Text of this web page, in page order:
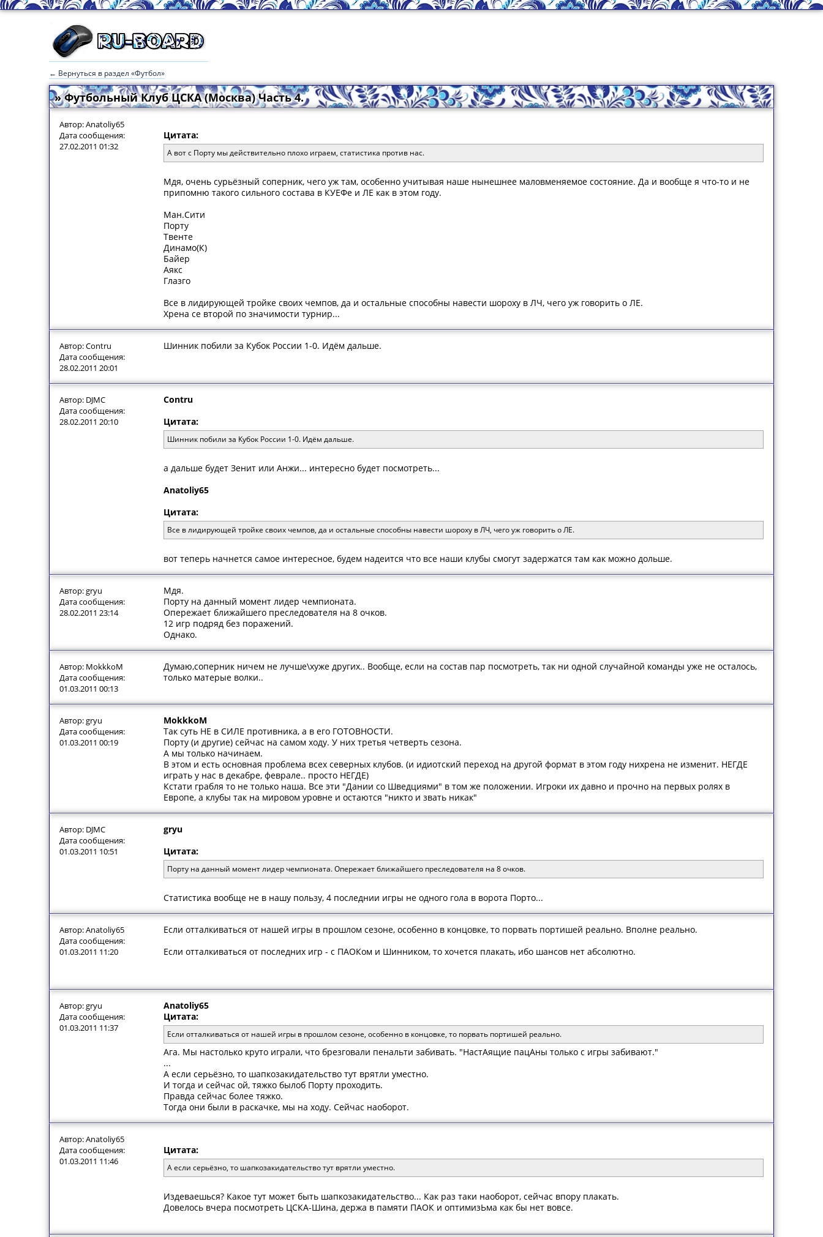
← Вернуться в раздел «Футбол»
» Футбольный Клуб ЦСКА (Москва) Часть 4.
Автор: Anatoliy65
Дата сообщения:
27.02.2011 01:32
Цитата:
А вот с Порту мы действительно плохо играем, статистика против нас.
Мдя, очень сурьёзный соперник, чего уж там, особенно учитывая наше нынешнее маловменяемое состояние. Да и вообще я что-то и не
припомню такого сильного состава в КУЕФе и ЛЕ как в этом году.
Ман.Сити
Порту
Твенте
Динамо(К)
Байер
Аякс
Глазго
Все в лидирующей тройке своих чемпов, да и остальные способны навести шороху в ЛЧ, чего уж говорить о ЛЕ.
Хрена се второй по значимости турнир...
Автор: Contru
Дата сообщения:
28.02.2011 20:01
Шинник побили за Кубок России 1-0. Идём дальше.
Автор: DJMC
Дата сообщения:
28.02.2011 20:10
Contru
Цитата:
Шинник побили за Кубок России 1-0. Идём дальше.
а дальше будет Зенит или Анжи... интересно будет посмотреть...
Anatoliy65
Цитата:
Все в лидирующей тройке своих чемпов, да и остальные способны навести шороху в ЛЧ, чего уж говорить о ЛЕ.
вот теперь начнется самое интересное, будем надеится что все наши клубы смогут задержатся там как можно дольше.
Автор: gryu
Дата сообщения:
28.02.2011 23:14
Мдя.
Порту на данный момент лидер чемпионата.
Опережает ближайшего преследователя на 8 очков.
12 игр подряд без поражений.
Однако.
Автор: MokkkoM
Дата сообщения:
01.03.2011 00:13
Думаю,соперник ничем не лучше\хуже других.. Вообще, если на состав пар посмотреть, так ни одной случайной команды уже не осталось,
только матерые волки..
Автор: gryu
Дата сообщения:
01.03.2011 00:19
MokkkoM
Так суть НЕ в СИЛЕ противника, а в его ГОТОВНОСТИ.
Порту (и другие) сейчас на самом ходу. У них третья четверть сезона.
А мы только начинаем.
В этом и есть основная проблема всех северных клубов. (и идиотский переход на другой формат в этом году нихрена не изменит. НЕГДЕ
играть у нас в декабре, феврале.. просто НЕГДЕ)
Кстати грабля то не только наша. Все эти "Дании со Шведциями" в том же положении. Игроки их давно и прочно на первых ролях в
Европе, а клубы так на мировом уровне и остаются "никто и звать никак"
Автор: DJMC
Дата сообщения:
01.03.2011 10:51
gryu
Цитата:
Порту на данный момент лидер чемпионата. Опережает ближайшего преследователя на 8 очков.
Статистика вообще не в нашу пользу, 4 последнии игры не одного гола в ворота Порто...
Автор: Anatoliy65
Дата сообщения:
01.03.2011 11:20
Если отталкиваться от нашей игры в прошлом сезоне, особенно в концовке, то порвать портишей реально. Вполне реально.
Если отталкиваться от последних игр - с ПАОКом и Шинником, то хочется плакать, ибо шансов нет абсолютно.
Автор: gryu
Дата сообщения:
01.03.2011 11:37
Anatoliy65
Цитата:
Если отталкиваться от нашей игры в прошлом сезоне, особенно в концовке, то порвать портишей реально.
Ага. Мы настолько круто играли, что брезговали пенальти забивать. "НастАящие пацАны только с игры забивают."
...
А если серьёзно, то шапкозакидательство тут врятли уместно.
И тогда и сейчас ой, тяжко былоб Порту проходить.
Правда сейчас более тяжко.
Тогда они были в раскачке, мы на ходу. Сейчас наоборот.
Автор: Anatoliy65
Дата сообщения:
01.03.2011 11:46
Цитата:
А если серьёзно, то шапкозакидательство тут врятли уместно.
Издеваешься? Какое тут может быть шапкозакидательство... Как раз таки наоборот, сейчас впору плакать.
Довелось вчера посмотреть ЦСКА-Шина, держа в памяти ПАОК и оптимизЬма как бы нет вовсе.